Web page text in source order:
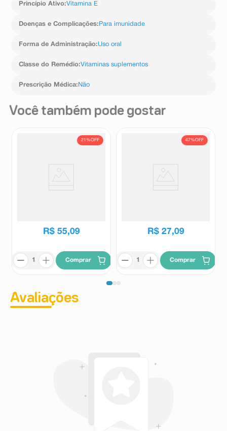
Princípio Ativo:Vitamina E
Doenças e Complicações: Para imunidade
Forma de Administração:Uso oral
Classe do Remédio:Vitaminas suplementos
Prescrição Médica: Não
Você também pode gostar
21%OFF
R$ 55,09
Comprar
47%OFF
R$ 27,09
Comprar
Avaliações